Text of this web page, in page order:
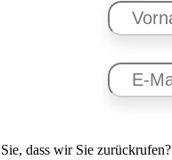
dass wir Sie zurückrufen?